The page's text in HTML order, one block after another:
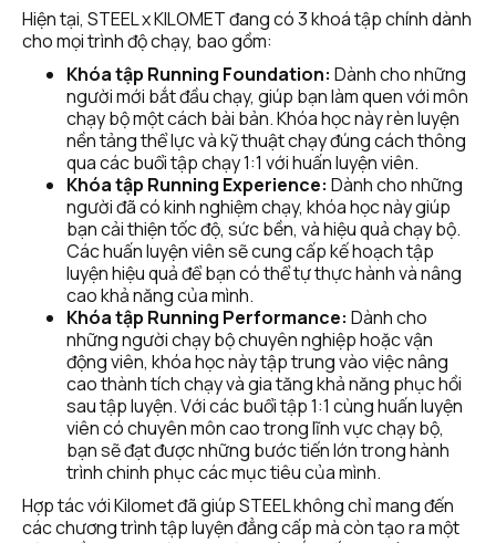
Hiện tại, STEEL x KILOMET đang có 3 khoá tập chính dành
cho mọi trình độ chạy, bao gồm:
Khóa tập Running Foundation: Dành cho những
người mới bắt đầu chạy, giúp bạn làm quen với môn
chạy bộ một cách bài bản. Khóa học này rèn luyện
nền tảng thể lực và kỹ thuật chạy đúng cách thông
qua các buổi tập chạy 1:1 với huấn luyện viên.
Khóa tập Running Experience: Dành cho những
người đã có kinh nghiệm chạy, khóa học này giúp
bạn cải thiện tốc độ, sức bền, và hiệu quả chạy bộ.
Các huấn luyện viên sẽ cung cấp kế hoạch tập
luyện hiệu quả để bạn có thể tự thực hành và nâng
cao khả năng của mình.
Khóa tập Running Performance: Dành cho
những người chạy bộ chuyên nghiệp hoặc vận
động viên, khóa học này tập trung vào việc nâng
cao thành tích chạy và gia tăng khả năng phục hồi
sau tập luyện. Với các buổi tập 1:1 cùng huấn luyện
viên có chuyên môn cao trong lĩnh vực chạy bộ,
bạn sẽ đạt được những bước tiến lớn trong hành
trình chinh phục các mục tiêu của mình.
Hợp tác với Kilomet đã giúp STEEL không chỉ mang đến
các chương trình tập luyện đẳng cấp mà còn tạo ra một